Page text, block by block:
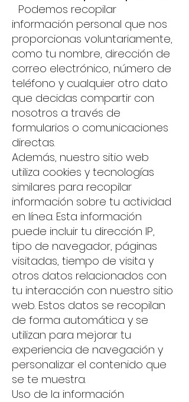
Podemos recopilar
información personal que nos
proporcionas voluntariamente,
como tu nombre, dirección de
correo electrónico, número de
teléfono y cualquier otro dato
que decidas compartir con
nosotros a través de
formularios o comunicaciones
directas.
Además, nuestro sitio web
utiliza cookies y tecnologías
similares para recopilar
información sobre tu actividad
en línea. Esta información
puede incluir tu dirección IP,
tipo de navegador, páginas
visitadas, tiempo de visita y
otros datos relacionados con
tu interacción con nuestro sitio
web. Estos datos se recopilan
de forma automática y se
utilizan para mejorar tu
experiencia de navegación y
personalizar el contenido que
se te muestra.
Uso de la información